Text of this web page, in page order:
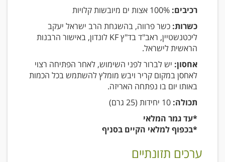
רכיבים:
כשרות: כשר פרווה, בהשגחת הרב ישראל יעקב
ליכטנשטיין, ראב"ד בד"ץ KF לונדון, באישור הרבנות
הראשית לישראל.
אחסון: יש לברור לפני השימוש, לאחר הפתיחה רצוי
לאחסן במקום קריר ויבש מומלץ להשתמש בכל הכמות
באותו יום בו נפתחה האריזה.
תכולה: 10 יחידות (25 גרם)
*עד גמר המלאי
*בכפוף למלאי הקיים בסניף
ערכים תזונתיים